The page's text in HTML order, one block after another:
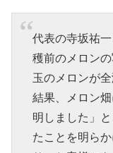
代表の寺坂祐
穫前のメロン
玉のメロンが
結果、メロン
明しました」
たことを明ら